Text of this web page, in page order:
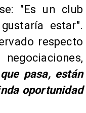
"Es un club
estar".
respecto
pasa, están
oportunidad